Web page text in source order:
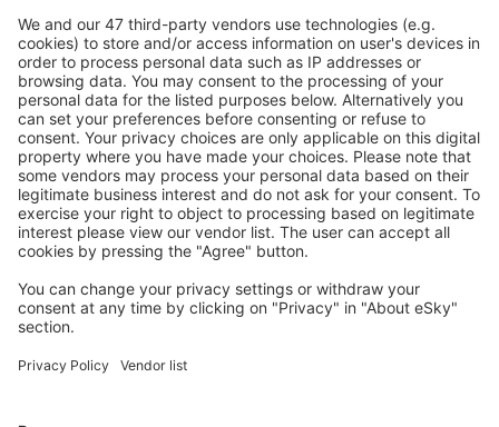
Planifică ȋn siguranţă
Rezervare fără griji cu opțiune gratuită de anulare.
Economiseşte mai mult
Prețuri atractive și oferte speciale pentru utilizatorii
conectați.
Alege din peste 1,3 mil. de opţiuni: hoteluri, cabane,
apartamente și altele.